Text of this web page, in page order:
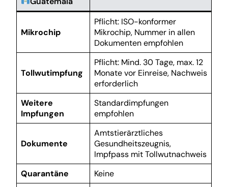
Mikrochip
Pflicht: ISO-konformer
Mikrochip, Nummer in allen
Dokumenten empfohlen
Tollwutimpfung
Pflicht: Mind. 30 Tage, max. 12
Monate vor Einreise, Nachweis
erforderlich
Weitere
Impfungen
Standardimpfungen
empfohlen
Dokumente
Amtstierärztliches
Gesundheitszeugnis,
Impfpass mit Tollwutnachweis
Quarantäne
Keine